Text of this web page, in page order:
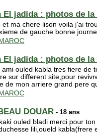
El jadida : photos de
et ma chere lison voila j'ai
de gauche bonne
El jadida : photos de
ouled kabla tres fiere de
sur different site,pour
de mon arriere grand pere
DOUAR - 18 ans
ouled bladi merci pour
lili,oueld kabla(frere